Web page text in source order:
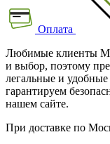
Оплата
Любимые клиенты
и выбор, поэтому
легальные и
гарантируем
нашем сайте.
При доставке по